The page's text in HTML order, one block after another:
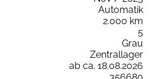
Automatik
2.000 km
5
Grau
Zentrallager
ab ca. 18.08.2026
356680